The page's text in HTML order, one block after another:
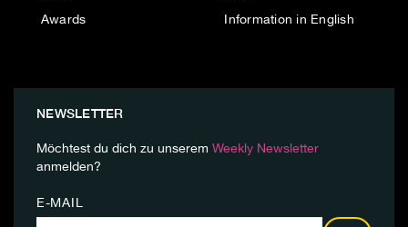
Awards Information in English
NEWSLETTER
Möchtest du dich zu unserem Weekly Newsletter
anmelden?
E-MAIL